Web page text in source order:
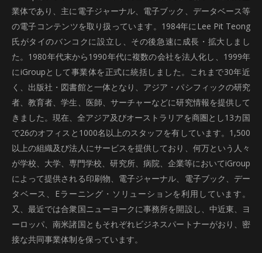
業体であり、主に電子ジャーナル、電子ブック、データベース等
の電子コンテンツを取り扱っています。1984年にLee Pit Teong
氏がタイのバンコクに設立し、その後急速に成長・拡大しまし
た。1980年代末から1990年代に複数の会社を法人化し、1999年
にiGroupとして事業体を正式に統括しました。これまで30年近
く、出版社・図書館と一体となり、アジア・パシフィックの研究
者、教育者、学生、医師、サーチャーなどに研究情報を提供して
きました。現在、全アジア及びオーストラリアを商圏とし13カ国
で26のオフィスと1000名以上のスタッフを有しています。1,500
以上の組織及び法人にサービスを提供しており、何万という人々
が学校、大学、専門学校、研究所、病院、企業等においてiGroup
によって提供される印刷物、電子ジャーナル、電子ブック、デー
タベース、Eラーニング・ソリューションを利用しています。
又、最近では合衆国ニューヨークに事務所を開設し、中近東、ヨ
ーロッパ、南米諸国ともそれぞれビジネスパートナーがおり、密
接な共同事業体制を保っています。